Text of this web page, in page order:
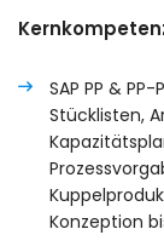
SAP PP &
Stücklisten,
Konzeption